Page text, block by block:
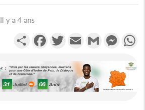
Il y a 4 ans
PartagerFacebookTwitterEmail Gmail